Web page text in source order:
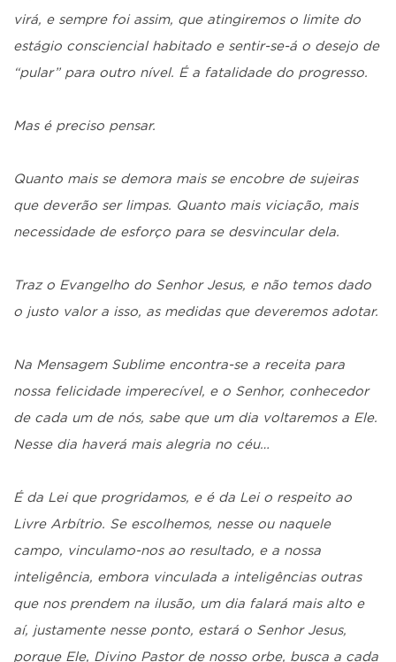
virá, e sempre foi assim, que atingiremos o limite do
estágio consciencial habitado e sentir-se-á o desejo de
“pular” para outro nível. É a fatalidade do progresso.
Mas é preciso pensar.
Quanto mais se demora mais se encobre de sujeiras
que deverão ser limpas. Quanto mais viciação, mais
necessidade de esforço para se desvincular dela.
Traz o Evangelho do Senhor Jesus, e não temos dado
o justo valor a isso, as medidas que deveremos adotar.
Na Mensagem Sublime encontra-se a receita para
nossa felicidade imperecível, e o Senhor, conhecedor
de cada um de nós, sabe que um dia voltaremos a Ele.
Nesse dia haverá mais alegria no céu…
É da Lei que progridamos, e é da Lei o respeito ao
Livre Arbítrio. Se escolhemos, nesse ou naquele
campo, vinculamo-nos ao resultado, e a nossa
inteligência, embora vinculada a inteligências outras
que nos prendem na ilusão, um dia falará mais alto e
aí, justamente nesse ponto, estará o Senhor Jesus,
porque Ele, Divino Pastor de nosso orbe, busca a cada